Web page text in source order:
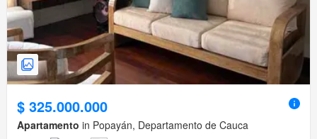
$ 325.000.000
Apartamento in Popayán, Departamento de Cauca